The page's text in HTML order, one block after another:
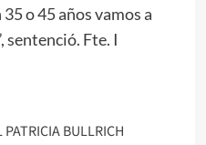
o 45 años vamos a
sentenció. Fte. I
BULLRICH